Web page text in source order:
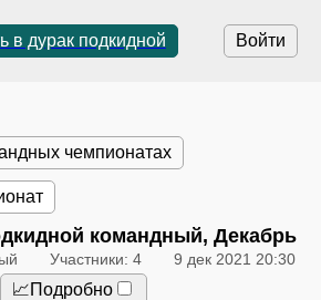
Войти
в дурак подкидной
чемпионатах
командный, Декабрь
Участники: 4 9 дек 2021 20:30
📈Подробно